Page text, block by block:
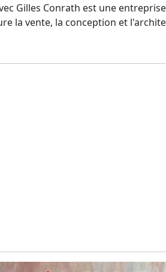
Gilles Conrath est une
la vente, la conception et